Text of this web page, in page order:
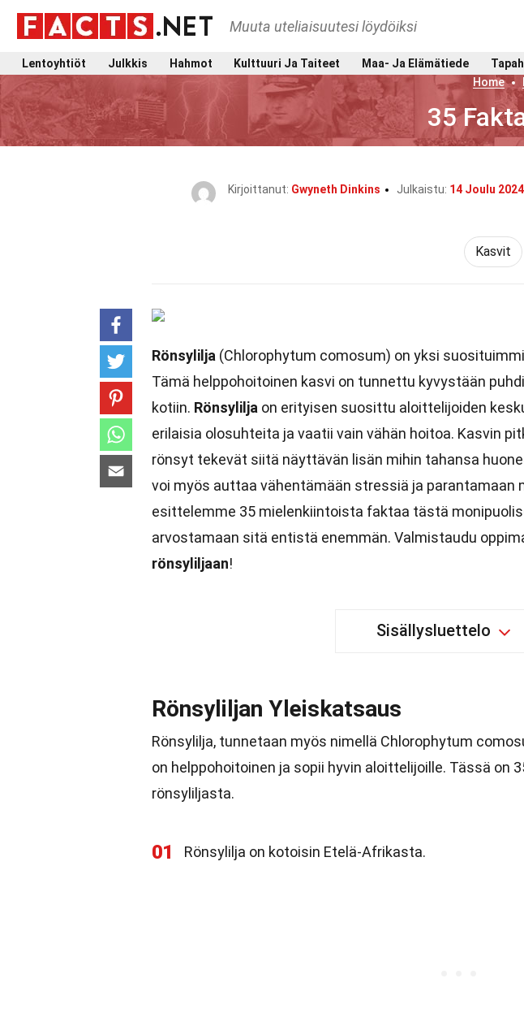
Muuta uteliaisuutesi löydöiksi
Lentoyhtiöt Julkkis Hahmot Kulttuuri Ja Taiteet Maa- Ja Elämätiede
Home
35
Kirjoittanut: Gwyneth Dinkins Julkaistu: 14 Joulu 2024
Kasvit
Rönsylilja (Chlorophytum comosum) on yksi
Tämä helppohoitoinen kasvi on tunnettu kyvystään
kotiin. Rönsylilja on erityisen suosittu aloittelijoiden
erilaisia olosuhteita ja vaatii vain vähän hoitoa. Kasvin
rönsyt tekevät siitä näyttävän lisän mihin tahansa
voi myös auttaa vähentämään stressiä ja parantamaan
esittelemme 35 mielenkiintoista faktaa tästä
arvostamaan sitä entistä enemmän. Valmistaudu
rönsyliljaan!
Sisällysluettelo
Rönsyliljan Yleiskatsaus
Rönsylilja, tunnetaan myös nimellä Chlorophytum
on helppohoitoinen ja sopii hyvin aloittelijoille. Tässä on
rönsyliljasta.
01 Rönsylilja on kotoisin Etelä-Afrikasta.